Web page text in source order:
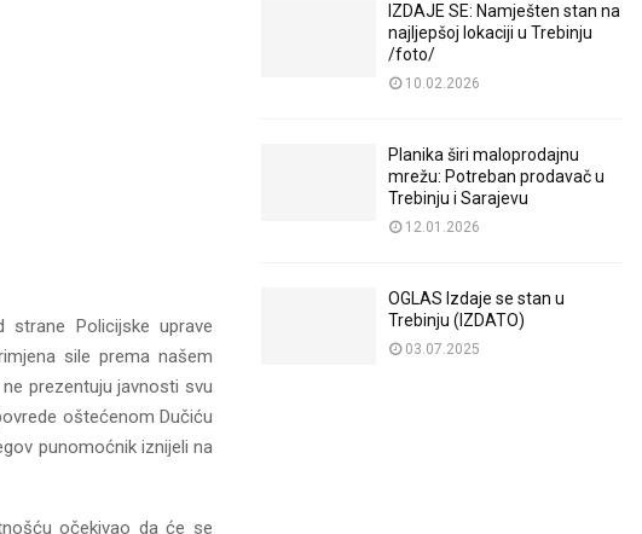
strane Policijske uprave
sile prema našem
prezentuju javnosti svu
oštećenom Dučiću
punomoćnik iznijeli na
očekivao da će se
IZDAJE SE: Namješten stan na
najljepšoj lokaciji u Trebinju
/foto/
10.02.2026
Planika širi maloprodajnu
mrežu: Potreban prodavač u
Trebinju i Sarajevu
12.01.2026
OGLAS Izdaje se stan u
Trebinju (IZDATO)
03.07.2025